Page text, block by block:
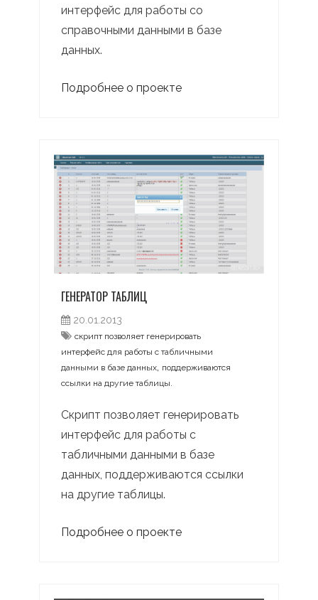
интерфейс для работы со
справочными данными в базе
данных.
Подробнее о проекте
ГЕНЕРАТОР ТАБЛИЦ
20.01.2013
скрипт позволяет генерировать
интерфейс для работы с табличными
данными в базе данных, поддерживаются
ссылки на другие таблицы.
Скрипт позволяет генерировать
интерфейс для работы с
табличными данными в базе
данных, поддерживаются ссылки
на другие таблицы.
Подробнее о проекте